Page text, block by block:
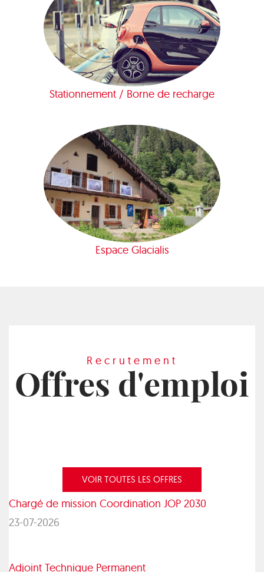
Stationnement / Borne de recharge
Espace Glacialis
Recrutement
Offres d'emploi
VOIR TOUTES LES OFFRES
Chargé de mission Coordination JOP 2030
23-07-2026
Adjoint Technique Permanent